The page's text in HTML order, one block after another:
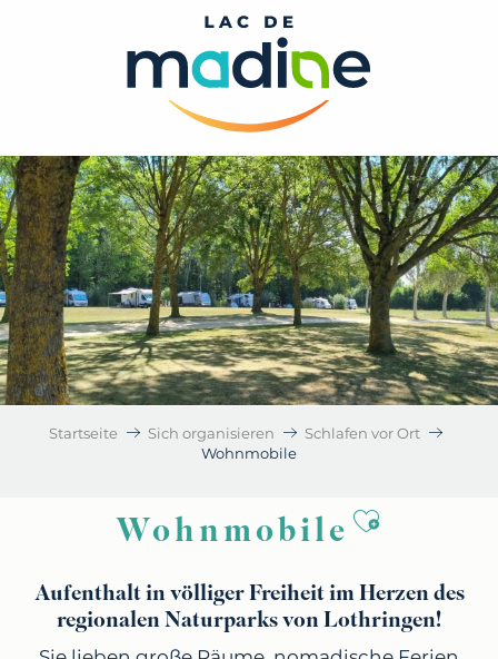
Startseite Sich organisieren
Schlafen vor Ort
Wohnmobile
WohnmobileAjouter
Aufenthalt in völliger Freiheit im Herzen des
regionalen Naturparks von Lothringen!